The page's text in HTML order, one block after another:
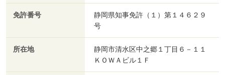
免許番号
静岡県知事免許（１）第１４６２９
号
所在地
静岡市清水区中之郷１丁目６－１１
ＫＯＷＡビル１Ｆ